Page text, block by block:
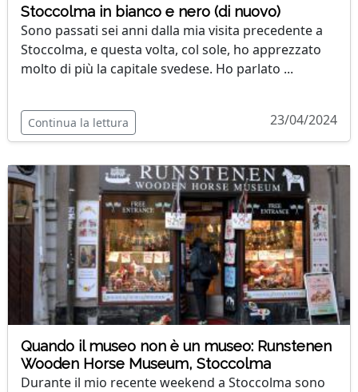
Stoccolma in bianco e nero (di nuovo)
Sono passati sei anni dalla mia visita precedente a
Stoccolma, e questa volta, col sole, ho apprezzato
molto di più la capitale svedese. Ho parlato ...
Continua la lettura 23/04/2024
Quando il museo non è un museo: Runstenen
Wooden Horse Museum, Stoccolma
Durante il mio recente weekend a Stoccolma sono